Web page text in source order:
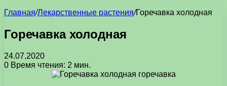
Главная/Лекарственные растения/Горечавка холодная
Горечавка холодная
24.07.2020
0 Время чтения: 2 мин.